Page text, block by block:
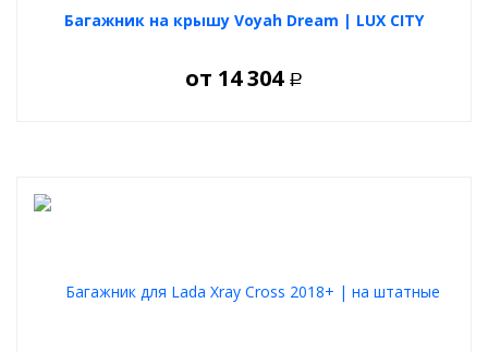
Багажник на крышу Voyah Dream | LUX CITY
от 14 304 Р